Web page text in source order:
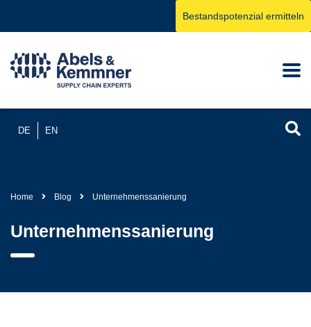
DE EN
Bestandspotenzial ermitteln
Home Blog Unternehmenssanierung
Unternehmenssanierung